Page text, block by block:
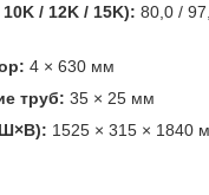
/ 12K / 15K): 80,0 /
4 × 630 мм
труб: 35 × 25 мм
1525 × 315 × 1840